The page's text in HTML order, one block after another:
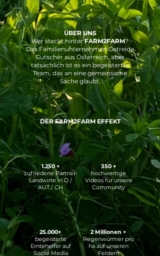
ÜBER UNS
Wer steckt hinterFARM2FARM?
Das Familienunternehmen Getreide
Gutscher aus Österreich, aber
tatsächlich ist es ein begeistertes
Team, das an eine gemeinsame
Sache glaubt.
DER FARM2FARM EFFEKT
1.250 +
​zufriedene Partner-
Landwirte in D /
AUT / CH​
25.000+
begeisterte
Erntehelfer auf
Social Media
350 +
hochwertige
Videos für unsere
Community​
2 Millionen +
Regenwürmer pro
ha auf unseren
Feldern